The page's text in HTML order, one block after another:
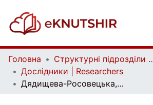
Головна
Структурні підрозділи Київського національного університету імені Тараса Шевченка
Дослідники | Researchers
Дядищева-Росовецька, Юлія Борисівна